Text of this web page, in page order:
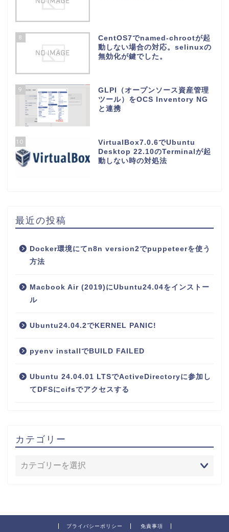
8
CentOS7でnamed-chrootが起
動しない場合の対応。selinuxの
無効化が鍵でした。
9
GLPI（オープンソース資産管理
ツール）をOCS Inventory NG
と連携
10
VirtualBox7.0.6でUbuntu
Desktop 22.10のTerminalが起
動しない時の対処法
最近の投稿
Docker環境にてn8n version2でpuppeteerを使う
方法
Macbook Air (2019)にUbuntu24.04をインストー
ル
Ubuntu24.04.2でKERNEL PANIC!
pyenv installでBUILD FAILED
Ubuntu 24.04.01 LTSでActiveDirectoryに参加し
てDFSにcifsでアクセスする
カテゴリー